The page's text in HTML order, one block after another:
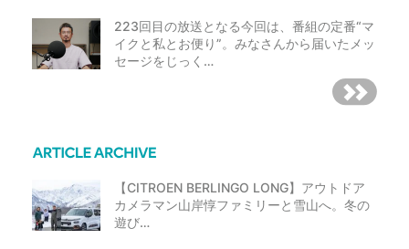
223回目の放送となる今回は、番組の定番“マ
イクと私とお便り”。みなさんから届いたメッ
セージをじっく…
【CITROEN BERLINGO LONG】アウトドア
カメラマン山岸惇ファミリーと雪山へ。冬の
遊び…